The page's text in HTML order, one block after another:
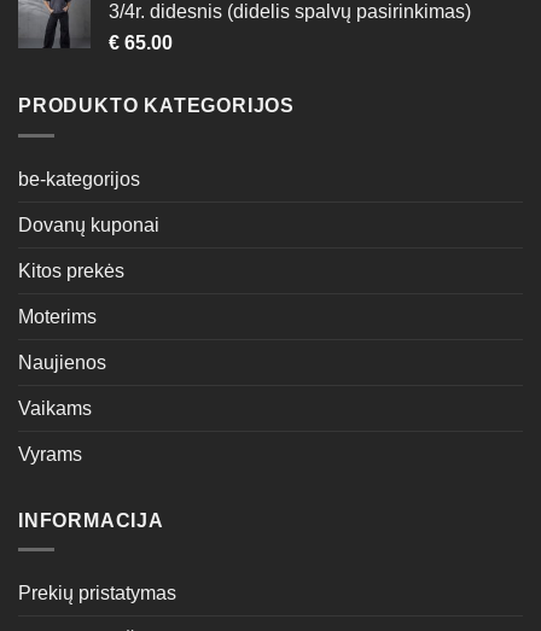
3/4r. didesnis (didelis spalvų pasirinkimas)
€ 65.00
PRODUKTO KATEGORIJOS
be-kategorijos
Dovanų kuponai
Kitos prekės
Moterims
Naujienos
Vaikams
Vyrams
INFORMACIJA
Prekių pristatymas